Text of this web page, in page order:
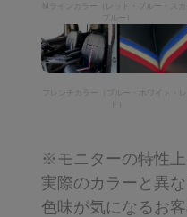
Mラインカラー（レッド・ブルー・スカ
ブルー）
フレンチカラー（ブルー・ホワイト・レ
※モニターの特性
実際のカラーと異
色味が気になるお